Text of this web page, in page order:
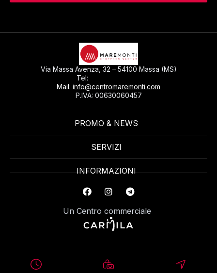
Via Massa Avenza, 32 – 54100 Massa (MS)
Tel:
Mail: info@centromaremonti.com
P.IVA: 00630060457
PROMO & NEWS
SERVIZI
INFORMAZIONI
Un Centro commerciale